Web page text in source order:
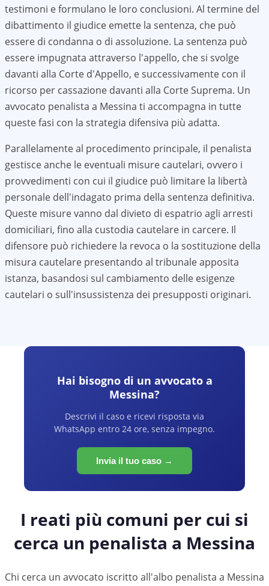
testimoni e formulano le loro conclusioni. Al termine del
dibattimento il giudice emette la sentenza, che può
essere di condanna o di assoluzione. La sentenza può
essere impugnata attraverso l'appello, che si svolge
davanti alla Corte d'Appello, e successivamente con il
ricorso per cassazione davanti alla Corte Suprema. Un
avvocato penalista a Messina ti accompagna in tutte
queste fasi con la strategia difensiva più adatta.
Parallelamente al procedimento principale, il penalista
gestisce anche le eventuali misure cautelari, ovvero i
provvedimenti con cui il giudice può limitare la libertà
personale dell'indagato prima della sentenza definitiva.
Queste misure vanno dal divieto di espatrio agli arresti
domiciliari, fino alla custodia cautelare in carcere. Il
difensore può richiedere la revoca o la sostituzione della
misura cautelare presentando al tribunale apposita
istanza, basandosi sul cambiamento delle esigenze
cautelari o sull'insussistenza dei presupposti originari.
Hai bisogno di un avvocato a
Messina?
Descrivi il caso e ricevi risposta via
WhatsApp entro 24 ore, senza impegno.
Invia il tuo caso →
I reati più comuni per cui si
cerca un penalista a Messina
Chi cerca un avvocato iscritto all'albo penalista a Messina